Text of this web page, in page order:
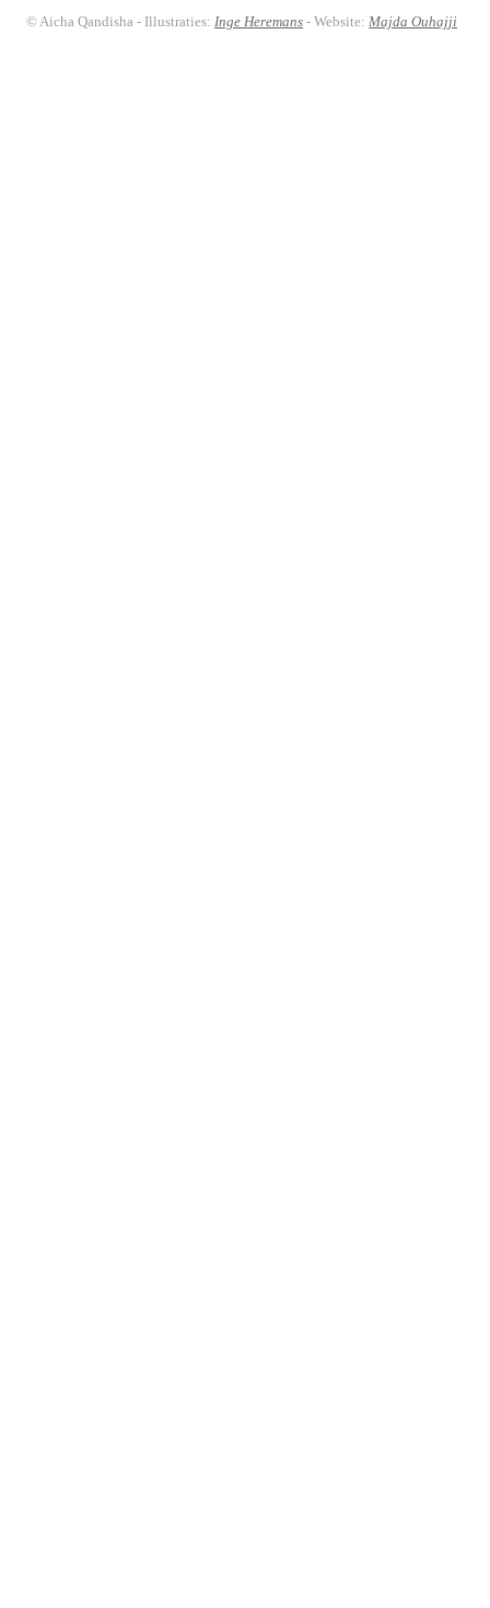
© Aicha Qandisha - Illustraties: Inge Heremans - Website: Majda Ouhajji